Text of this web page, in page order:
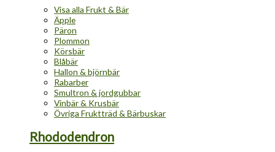
Visa alla Frukt & Bär
Äpple
Päron
Plommon
Körsbär
Blåbär
Hallon & björnbär
Rabarber
Smultron & jordgubbar
Vinbär & Krusbär
Övriga Fruktträd & Bärbuskar
Rhododendron